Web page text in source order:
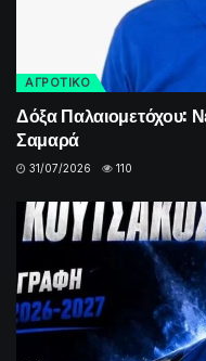
ΑΓΡΟΤΙΚΟ
Δόξα Παλαιομετόχου:
Σαμαρά
31/07/2026 110